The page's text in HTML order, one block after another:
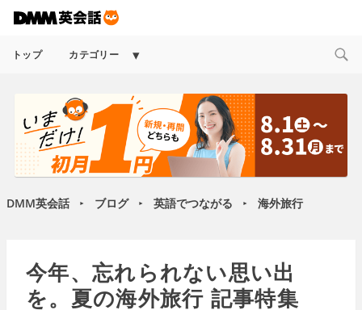
トップ カテゴリー
Expand
DMM英会話 ► ブログ ► 英語でつながる ► 海外旅行
今年、忘れられない思い出
を。夏の海外旅行 記事特集